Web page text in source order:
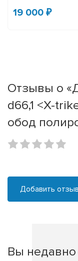
19 000 ₽
Отзывы о
d66,1 <X-
обод
Добавить отзыв
Вы недавно